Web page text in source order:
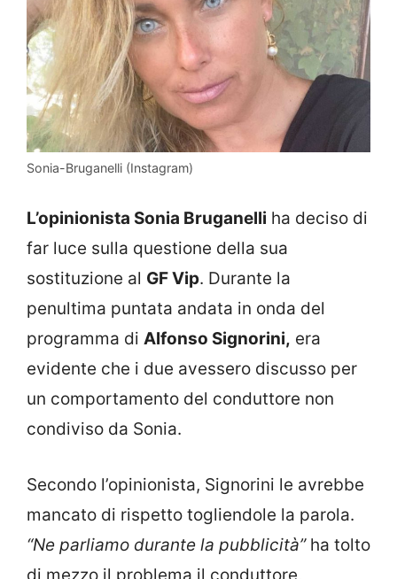
Sonia-Bruganelli (Instagram)
L’opinionista Sonia Bruganelli ha deciso di
far luce sulla questione della sua
sostituzione al GF Vip. Durante la
penultima puntata andata in onda del
programma di Alfonso Signorini, era
evidente che i due avessero discusso per
un comportamento del conduttore non
condiviso da Sonia.
Secondo l’opinionista, Signorini le avrebbe
mancato di rispetto togliendole la parola.
“Ne parliamo durante la pubblicità” ha tolto
di mezzo il problema il conduttore,